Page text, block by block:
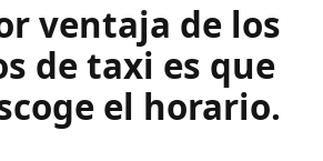
ventaja de los
de taxi es que
el horario.